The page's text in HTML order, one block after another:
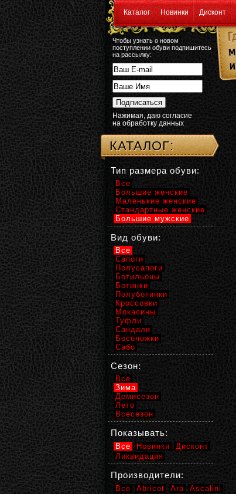
Каталог Новинки Дисконт
Чтобы узнать о новом
поступлении обуви подпишитесь
на рассылку:
Нажимая, даю согласие
на обработку данных
КАТАЛОГ:
Тип размера обуви:
Все
Большие женские
Маленькие женские
Стандартные женские
Большие мужские
Вид обуви:
Все
Сапоги
Полусапоги
Ботильоны
Ботинки
Полуботинки
Кроссовки
Мокасины
Туфли
Сандали
Босоножки
Сабо
Сезон:
Все
Зима
Демисезон
Лето
Всесезон
Показывать:
Все Новинки
Дисконт
Ликвидация
Производители:
Все Abricot Ara
Ascalini